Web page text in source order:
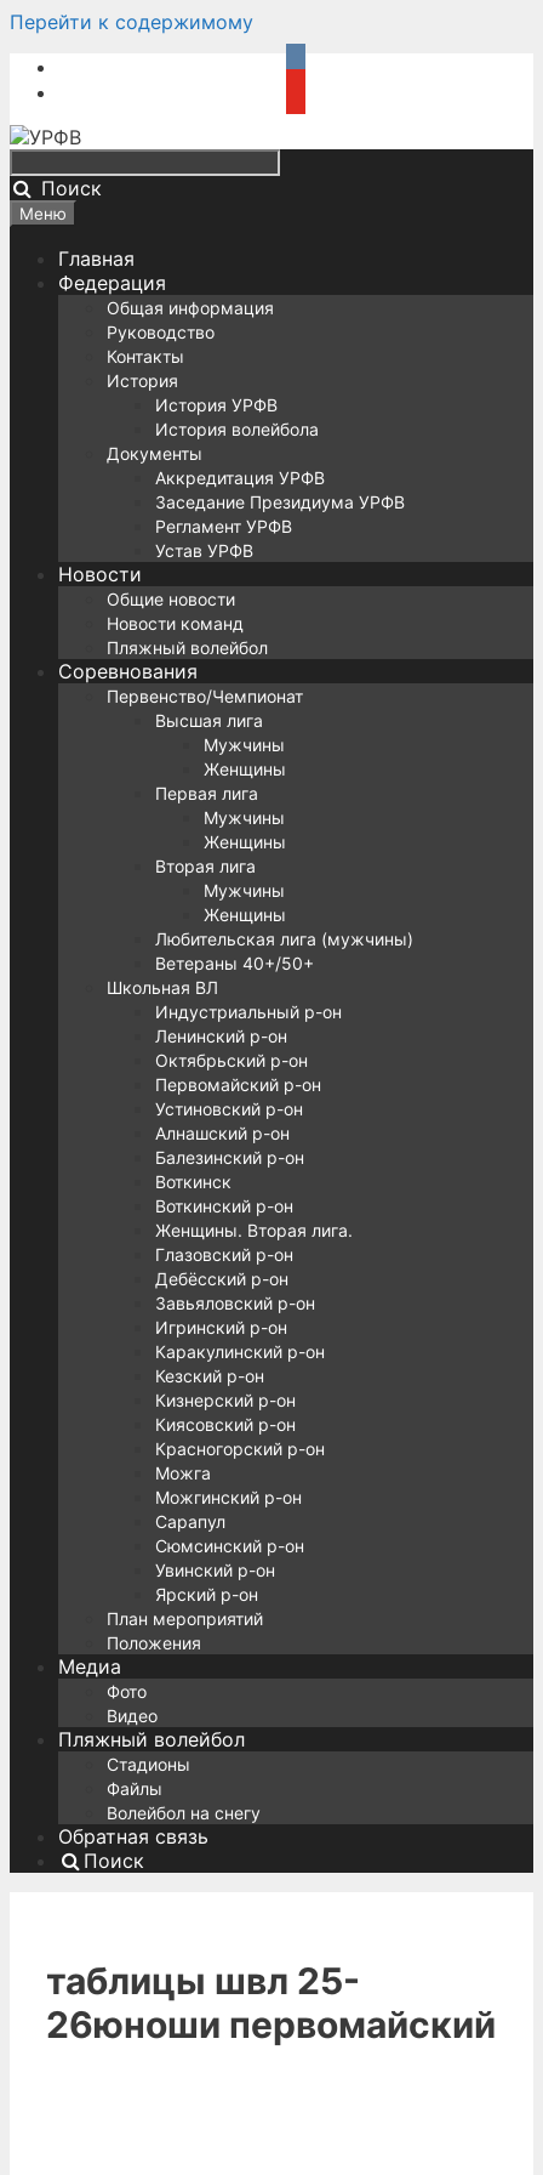
Перейти к содержимому
Поиск
Меню
Главная
Федерация
Общая информация
Руководство
Контакты
История
История УРФВ
История волейбола
Документы
Аккредитация УРФВ
Заседание Президиума УРФВ
Регламент УРФВ
Устав УРФВ
Новости
Общие новости
Новости команд
Пляжный волейбол
Соревнования
Первенство/Чемпионат
Высшая лига
Мужчины
Женщины
Первая лига
Мужчины
Женщины
Вторая лига
Мужчины
Женщины
Любительская лига (мужчины)
Ветераны 40+/50+
Школьная ВЛ
Индустриальный р-он
Ленинский р-он
Октябрьский р-он
Первомайский р-он
Устиновский р-он
Алнашский р-он
Балезинский р-он
Воткинск
Воткинский р-он
Женщины. Вторая лига.
Глазовский р-он
Дебёсский р-он
Завьяловский р-он
Игринский р-он
Каракулинский р-он
Кезский р-он
Кизнерский р-он
Киясовский р-он
Красногорский р-он
Можга
Можгинский р-он
Сарапул
Сюмсинский р-он
Увинский р-он
Ярский р-он
План мероприятий
Положения
Медиа
Фото
Видео
Пляжный волейбол
Стадионы
Файлы
Волейбол на снегу
Обратная связь
Поиск
таблицы швл 25-
26юноши первомайский